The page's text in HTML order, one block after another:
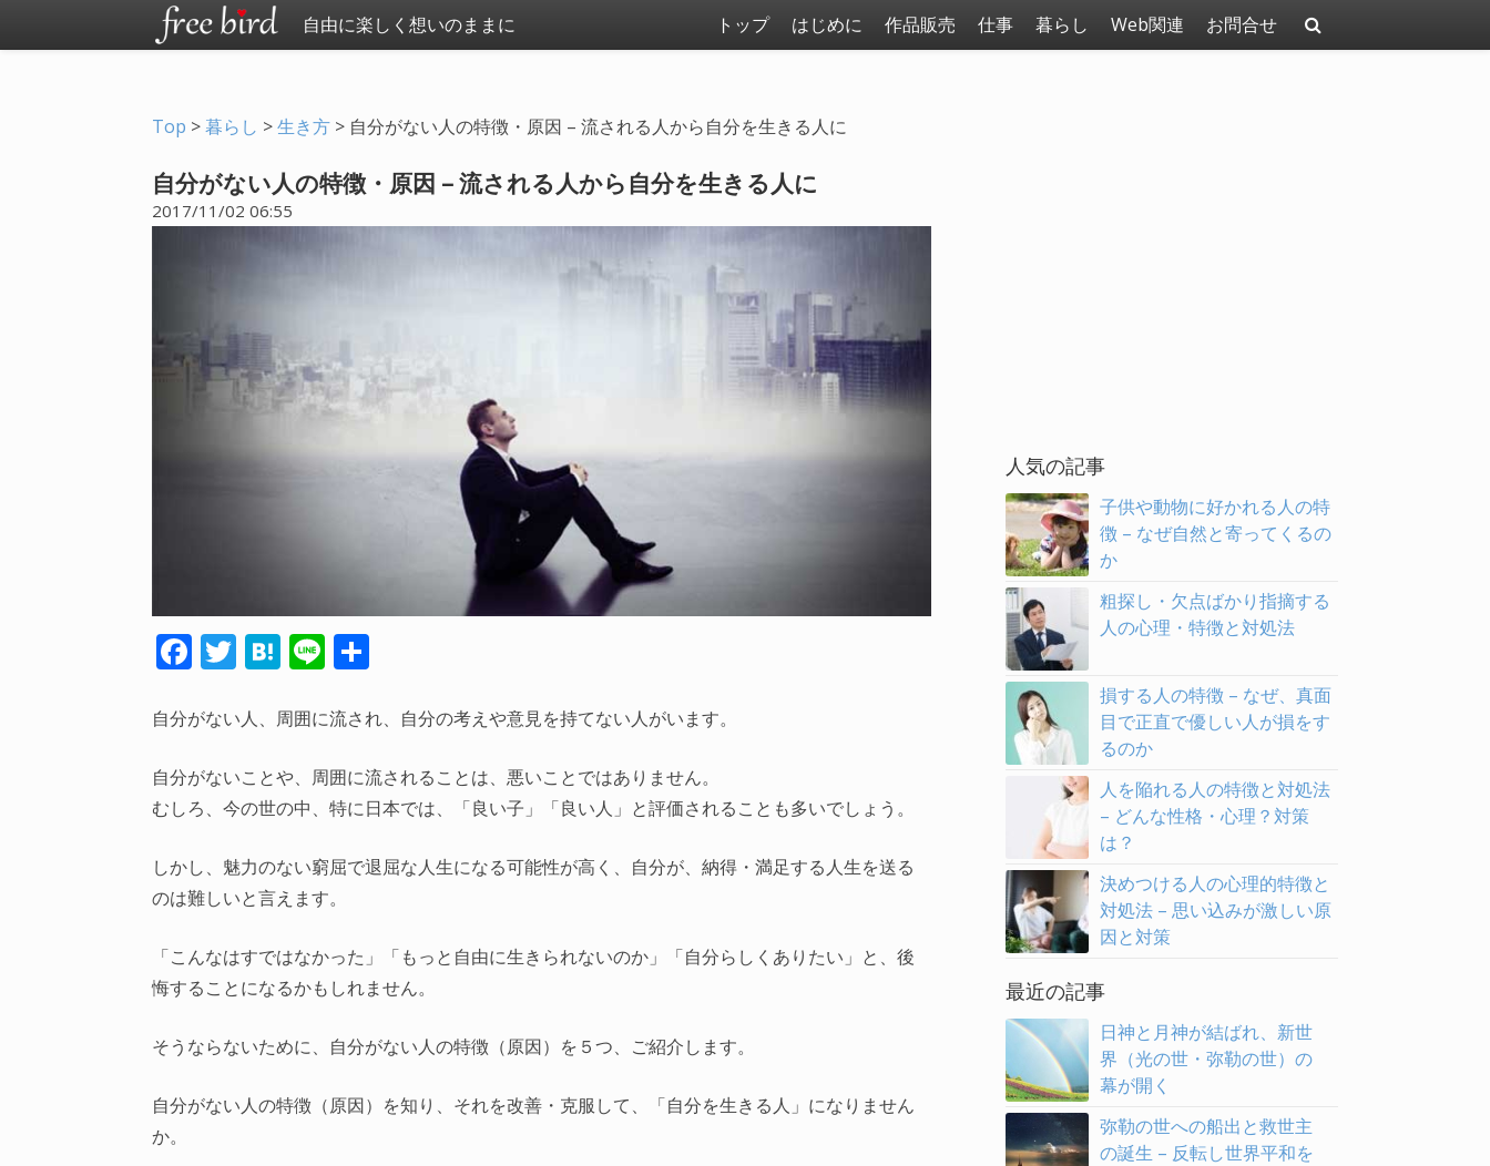
自由に楽しく想いのままに トップ はじめに 作品販売 仕事 暮らし Web関連 お問合せ
Top >暮らし >生き方 > 自分がない人の特徴・原因 – 流される人から自分を生きる人に
自分がない人の特徴・原因 – 流される人から自分を生きる人に
2017/11/02 06:55
F
e
b
o
o
k
T
itt
H
e
n
a
Li
e
自分がない人、周囲に流され、自分の考えや意見を持てない人がいます。
自分がないことや、周囲に流されることは、悪いことではありません。
むしろ、今の世の中、特に日本では、「良い子」「良い人」と評価されることも多いでしょう。
しかし、魅力のない窮屈で退屈な人生になる可能性が高く、自分が、納得・満足する人生を送る
のは難しいと言えます。
「こんなはすではなかった」「もっと自由に生きられないのか」「自分らしくありたい」と、後
悔することになるかもしれません。
そうならないために、自分がない人の特徴（原因）を５つ、ご紹介します。
自分がない人の特徴（原因）を知り、それを改善・克服して、「自分を生きる人」になりません
か。
人気の記事
子供や動物に好かれる人の特
徴 – なぜ自然と寄ってくるの
か
粗探し・欠点ばかり指摘する
人の心理・特徴と対処法
損する人の特徴 – なぜ、真面
目で正直で優しい人が損をす
るのか
人を陥れる人の特徴と対処法
– どんな性格・心理？対策
は？
決めつける人の心理的特徴と
対処法 – 思い込みが激しい原
因と対策
最近の記事
日神と月神が結ばれ、新世
界（光の世・弥勒の世）の
幕が開く
弥勒の世への船出と救世主
の誕生 – 反転し世界平和を